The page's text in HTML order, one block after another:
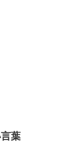
葉